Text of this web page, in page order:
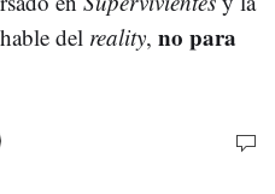
del reality, no para